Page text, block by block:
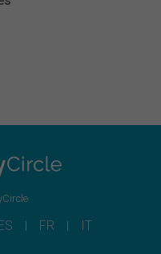
FR IT